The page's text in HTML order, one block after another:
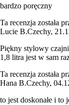
bardzo poręczny
Ta recenzja została
Lucie B.Czechy,
Piękny stylowy
1,8 litra jest w sam
Ta recenzja została
Hana B.Czechy,
to jest doskonałe i to